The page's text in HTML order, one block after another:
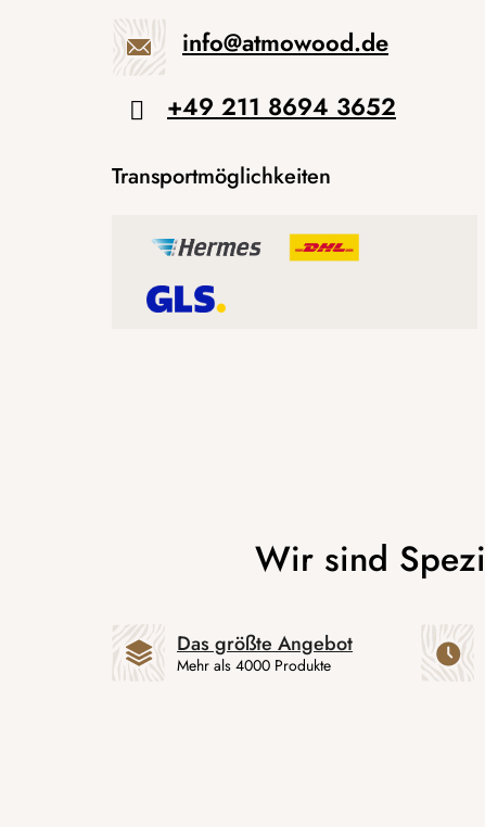
info@atmowood.de
+49 211 8694 3652
Transportmöglichkeiten
Das größte Angebot
Mehr als 4000 Produkte